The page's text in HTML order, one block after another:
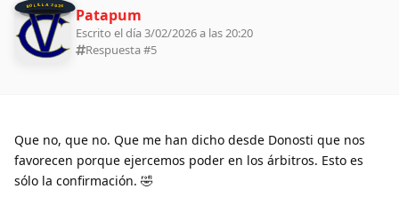
BOLILLA 2026 Patapum
Escrito el día 3/02/2026 a las 20:20
Respuesta #5
Que no, que no. Que me han dicho desde Donosti que nos
favorecen porque ejercemos poder en los árbitros. Esto es
sólo la confirmación. 🤣